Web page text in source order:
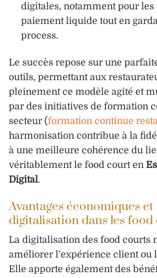
digitales, notamment pour
paiement liquide tout en
process.
Le succès repose sur une
outils, permettant aux
pleinement ce modèle agité et
par des initiatives de formation
secteur (formation continue
harmonisation contribue à la
à une meilleure cohérence du
véritablement le food court en
Digital.
Avantages économiques
digitalisation dans les food
La digitalisation des food courts
améliorer l’expérience client ou
Elle apporte également des